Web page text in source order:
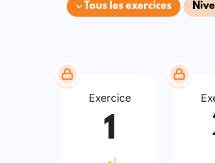
Tous les exercices
Exercice
1